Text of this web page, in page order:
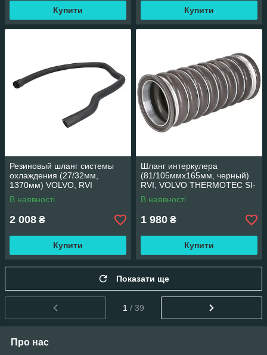
Купити Купити
Резиновый шланг системы
охлаждения (27/32мм,
1370мм) VOLVO, RVI
THERMOTEC SI-VO52
В наявності
2 008 ₴
Купити
Шланг интеркулера
(81/105ммx165мм, черный)
RVI, VOLVO THERMOTEC SI-
VO62
В наявності
1 980 ₴
Купити
Показати ще
1 / 39
Про нас